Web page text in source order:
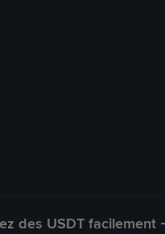
des USDT facilement